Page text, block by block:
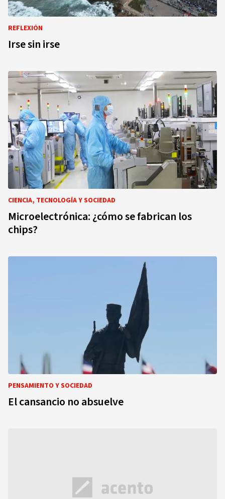
REFLEXIÓN
Irse sin irse
CIENCIA, TECNOLOGÍA Y SOCIEDAD
Microelectrónica: ¿cómo se fabrican los
chips?
PENSAMIENTO Y SOCIEDAD
El cansancio no absuelve